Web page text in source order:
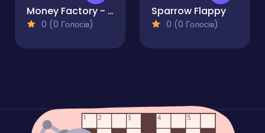
Money Factory - Earn a Billion
0 (0 Голосів)
Sparrow Flappy
0 (0 Голосів)